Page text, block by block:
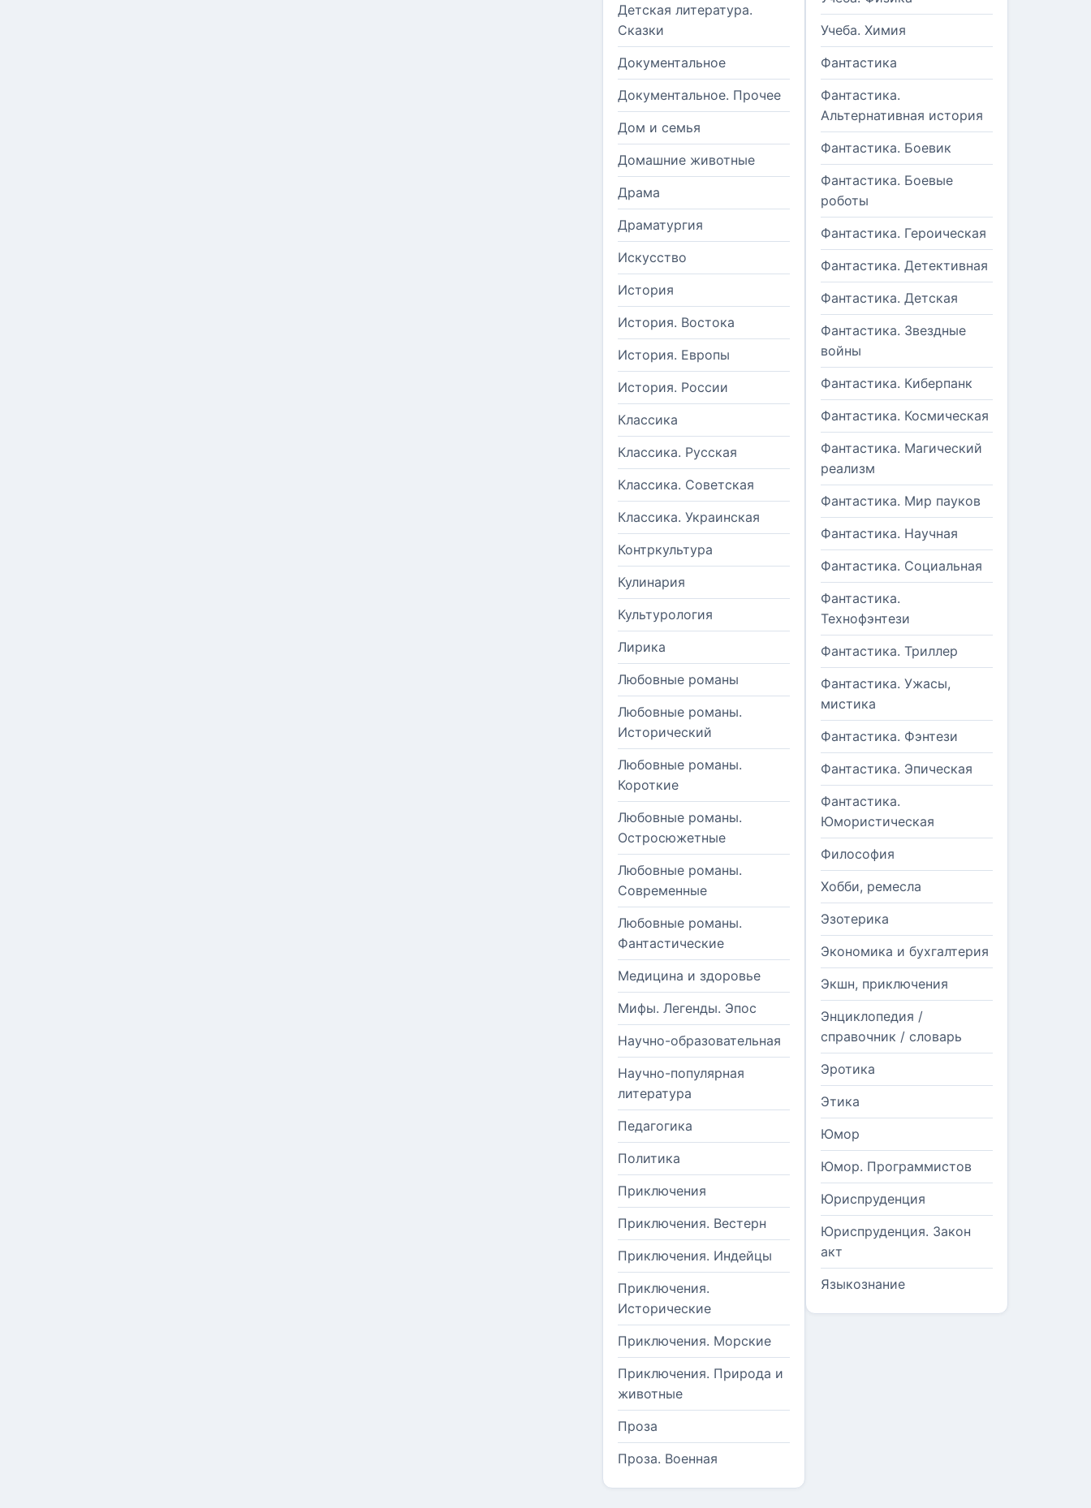
Детская литература.
Сказки
Документальное
Документальное. Прочее
Дом и семья
Домашние животные
Драма
Драматургия
Искусство
История
История. Востока
История. Европы
История. России
Классика
Классика. Русская
Классика. Советская
Классика. Украинская
Контркультура
Кулинария
Культурология
Лирика
Любовные романы
Любовные романы.
Исторический
Любовные романы.
Короткие
Любовные романы.
Остросюжетные
Любовные романы.
Современные
Любовные романы.
Фантастические
Медицина и здоровье
Мифы. Легенды. Эпос
Научно-образовательная
Научно-популярная
литература
Педагогика
Политика
Приключения
Приключения. Вестерн
Приключения. Индейцы
Приключения.
Исторические
Приключения. Морские
Приключения. Природа и
животные
Проза
Проза. Военная
Учеба. Химия
Фантастика
Фантастика.
Альтернативная история
Фантастика. Боевик
Фантастика. Боевые
роботы
Фантастика. Героическая
Фантастика. Детективная
Фантастика. Детская
Фантастика. Звездные
войны
Фантастика. Киберпанк
Фантастика. Космическая
Фантастика. Магический
реализм
Фантастика. Мир пауков
Фантастика. Научная
Фантастика. Социальная
Фантастика.
Технофэнтези
Фантастика. Триллер
Фантастика. Ужасы,
мистика
Фантастика. Фэнтези
Фантастика. Эпическая
Фантастика.
Юмористическая
Философия
Хобби, ремесла
Эзотерика
Экономика и бухгалтерия
Экшн, приключения
Энциклопедия /
справочник / словарь
Эротика
Этика
Юмор
Юмор. Программистов
Юриспруденция
Юриспруденция. Закон
акт
Языкознание